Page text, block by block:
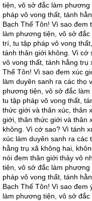
tiện, vô sở đắc làm
pháp vô vong thất, tánh
Bạch Thế Tôn! Vì sao đem
làm phương tiện, vô sở
trí, tu tập pháp vô vong
tánh thân giới không. Vì cớ
vô vong thất, tánh hằng trụ
Thế Tôn! Vì sao đem xúc
làm duyên sanh ra các thọ
phương tiện, vô sở đắc
tu tập pháp vô vong thất,
thức giới và thân xúc, thân
giới, thân thức giới và thân
không. Vì cớ sao? Vì tánh
xúc làm duyên sanh ra các
hằng trụ xã không hai,
nói đem thân giới thảy vô
tiện, vô sở đắc làm
pháp vô vong thất, tánh
Bạch Thế Tôn! Vì sao đem
làm phương tiện, vô sở